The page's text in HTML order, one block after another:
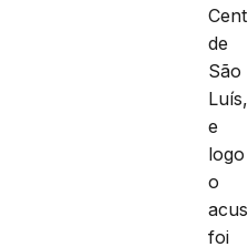
de
São
Luís,
e
logo
o
foi